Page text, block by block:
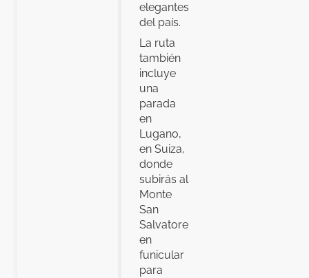
elegantes
del país.
La ruta
también
incluye
una
parada
en
Lugano,
en Suiza,
donde
subirás al
Monte
San
Salvatore
en
funicular
para